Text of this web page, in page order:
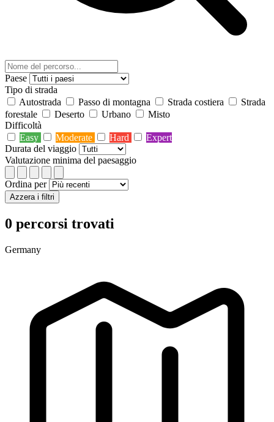
Paese
Tipo di strada
Autostrada
Passo di montagna Strada costiera
Strada
forestale
Deserto Urbano
Misto
Difficoltà
Easy
Moderate Hard
Expert
Durata del viaggio
Valutazione minima del paesaggio
Ordina per
Azzera i filtri
0 percorsi trovati
Germany